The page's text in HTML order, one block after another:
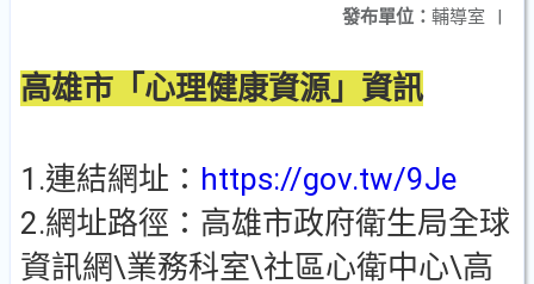
發布單位： 輔導室 |
高雄市「心理健康資源」資訊
1.連結網址： https://gov.tw/9Je
2.網址路徑：高雄市政府衛生局全球
資訊網\業務科室\社區心衛中心\高